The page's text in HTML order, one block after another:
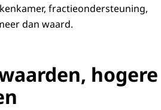
fractieondersteuning,
dan waard.
hogere